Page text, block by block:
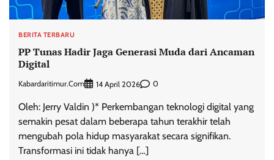
BERITA TERBARU
PP Tunas Hadir Jaga Generasi Muda dari Ancaman
Digital
Kabardaritimur.com 14 April 2026 0
Oleh: Jerry Valdin )* Perkembangan teknologi digital yang
semakin pesat dalam beberapa tahun terakhir telah
mengubah pola hidup masyarakat secara signifikan.
Transformasi ini tidak hanya […]